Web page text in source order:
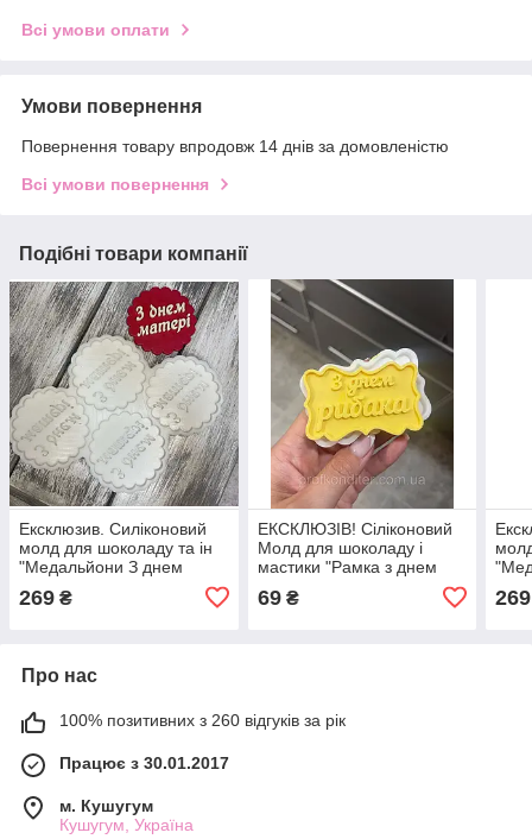
Всі умови оплати
Умови повернення
Повернення товару впродовж 14 днів за домовленістю
Всі умови повернення
Подібні товари компанії
Ексклюзив. Силіконовий
молд для шоколаду та ін
"Медальйони З днем
269 ₴
ЕКСКЛЮЗІВ! Сіліконовий
Молд для шоколаду і
мастики "Рамка з днем
69₴ 269
Про нас
100% позитивних з 260 відгуків за рік
Працює з 30.01.2017
м. Кушугум
Кушугум, Україна